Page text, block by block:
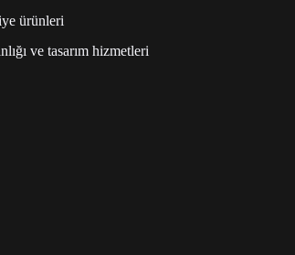
ürünleri
ve tasarım hizmetleri